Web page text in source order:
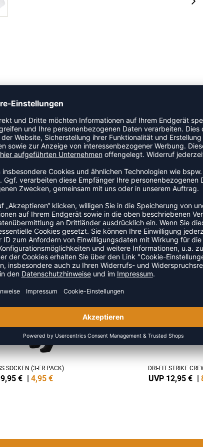
adidas aus Herzogenaurach.
ZULETZT ANGESEHEN
KATEGORIE
SOCKEN (3-ER PACK)
€ 4,95 €
SALE
-35%
DRI-FIT STRIKE
UVP 12,95 €